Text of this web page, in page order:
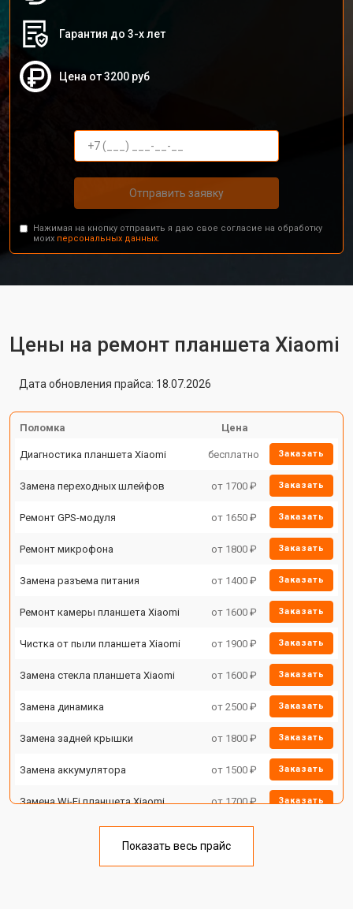
Гарантия до 3-х лет
Цена от 3200 руб
Отправить заявку
Нажимая на кнопку отправить я даю свое согласие на обработку
моих персональных данных.
Цены на ремонт планшета Xiaomi
Дата обновления прайса: 18.07.2026
Поломка Цена
Диагностика планшета Xiaomi бесплатно Заказать
Замена переходных шлейфов от 1700 ₽ Заказать
Ремонт GPS-модуля от 1650 ₽ Заказать
Ремонт микрофона от 1800 ₽ Заказать
Замена разъема питания от 1400 ₽ Заказать
Ремонт камеры планшета Xiaomi от 1600 ₽ Заказать
Чистка от пыли планшета Xiaomi от 1900 ₽ Заказать
Замена стекла планшета Xiaomi от 1600 ₽ Заказать
Замена динамика от 2500 ₽ Заказать
Замена задней крышки от 1800 ₽ Заказать
Замена аккумулятора от 1500 ₽ Заказать
Замена Wi-Fi планшета Xiaomi от 1700 ₽ Заказать
Замена кнопок планшета Xiaomi от 1750 ₽
Показать весь прайс